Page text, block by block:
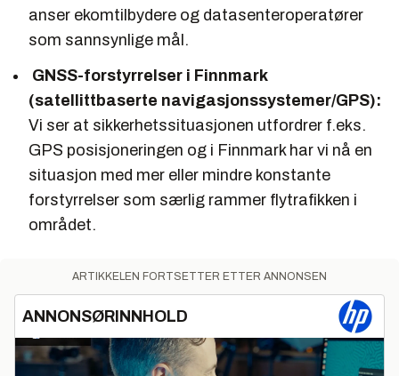
anser ekomtilbydere og datasenteroperatører
som sannsynlige mål.
GNSS-forstyrrelser i Finnmark
(satellittbaserte navigasjonssystemer/GPS):
Vi ser at sikkerhetssituasjonen utfordrer f.eks.
GPS posisjoneringen og i Finnmark har vi nå en
situasjon med mer eller mindre konstante
forstyrrelser som særlig rammer flytrafikken i
området.
ARTIKKELEN FORTSETTER ETTER ANNONSEN
ANNONSØRINNHOLD